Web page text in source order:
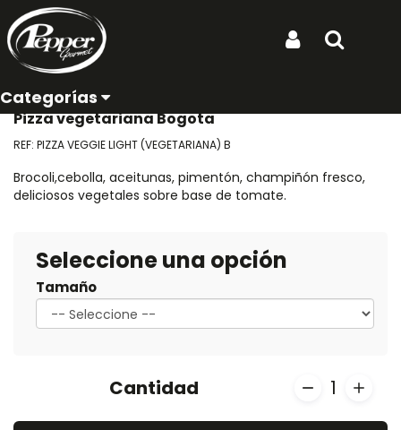
Ubicación de entrega:
Categorías
Inicio Productos Pizza Veggie Light (Vegetariana) b
Pizza Veggie Light
(Vegetariana) b
Pizza vegetariana Bogota
REF: PIZZA VEGGIE LIGHT (VEGETARIANA) B
Brocoli,cebolla, aceitunas, pimentón, champiñón fresco,
deliciosos vegetales sobre base de tomate.
Seleccione una opción
Tamaño
Cantidad 1